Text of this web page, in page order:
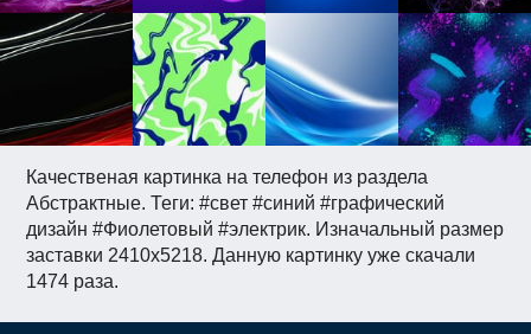
Качественая картинка на телефон из раздела
Абстрактные. Теги: #свет #синий #графический
дизайн #Фиолетовый #электрик. Изначальный размер
заставки 2410x5218. Данную картинку уже скачали
1474 раза.